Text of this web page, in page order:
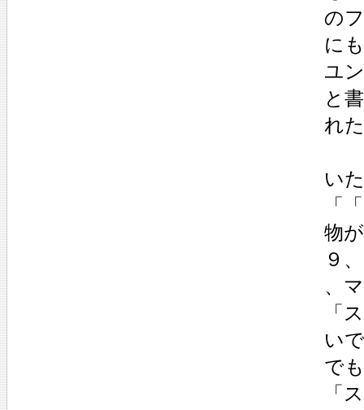
の
に
ユ
と
れ
い
「
物
９
、
「
い
で
「